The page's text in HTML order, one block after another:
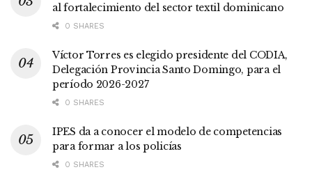
al fortalecimiento del sector textil dominicano
0 SHARES
Víctor Torres es elegido presidente del CODIA,
Delegación Provincia Santo Domingo, para el
período 2026-2027
0 SHARES
IPES da a conocer el modelo de competencias
para formar a los policías
0 SHARES